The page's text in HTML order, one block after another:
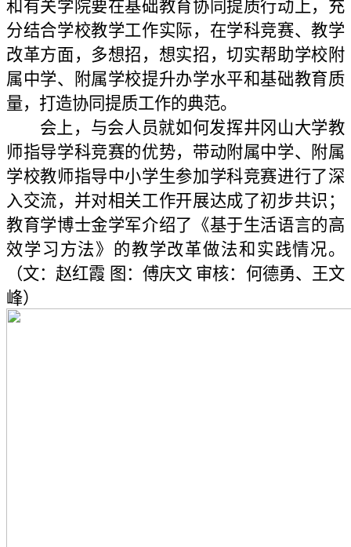
和有关学院要在基础教育协同提质行动上，充
分结合学校教学工作实际，在学科竞赛、教学
改革方面，多想招，想实招，切实帮助学校附
属中学、附属学校提升办学水平和基础教育质
量，打造协同提质工作的典范。
会上，与会人员就如何发挥井冈山大学教
师指导学科竞赛的优势，带动附属中学、附属
学校教师指导中小学生参加学科竞赛进行了深
入交流，并对相关工作开展达成了初步共识；
教育学博士金学军介绍了《基于生活语言的高
效学习方法》的教学改革做法和实践情况。
（文：赵红霞 图：傅庆文 审核：何德勇、王文
峰）